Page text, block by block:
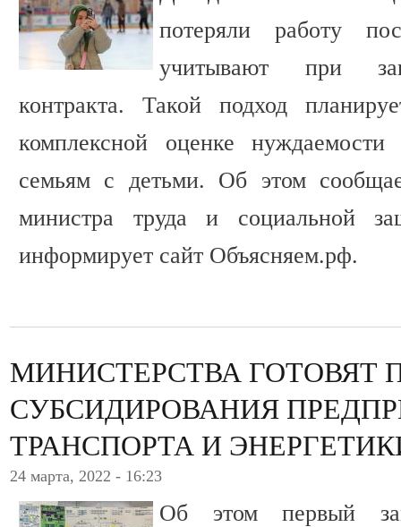
потеряли работу
учитывают при
контракта. Такой подход
комплексной оценке
семьям с детьми. Об этом
министра труда и социальной
информирует сайт Объясняем.рф.
МИНИСТЕРСТВА ГОТОВЯТ
СУБСИДИРОВАНИЯ
ТРАНСПОРТА И
24 марта, 2022 - 16:23
Об этом первый